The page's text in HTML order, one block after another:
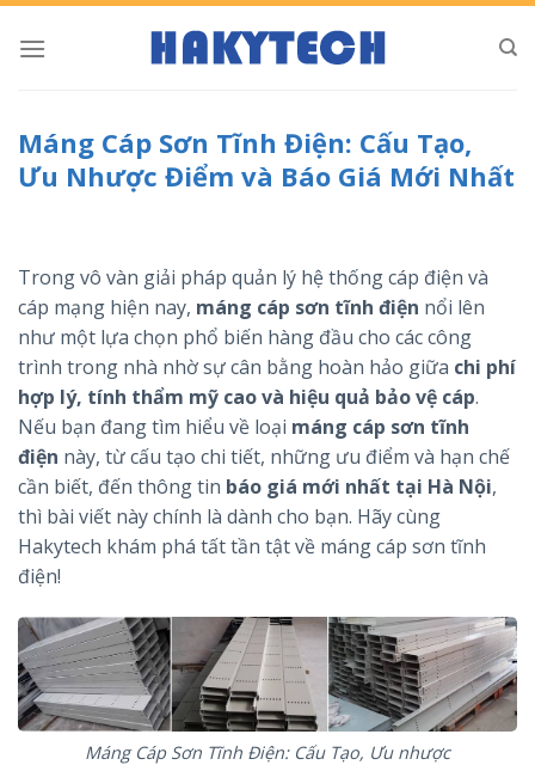
Bỏ
qua
Máng Cáp Sơn Tĩnh Điện: Cấu Tạo,
Ưu Nhược Điểm và Báo Giá Mới Nhất
Trong vô vàn giải pháp quản lý hệ thống cáp điện và
cáp mạng hiện nay, máng cáp sơn tĩnh điện nổi lên
như một lựa chọn phổ biến hàng đầu cho các công
trình trong nhà nhờ sự cân bằng hoàn hảo giữa chi phí
hợp lý, tính thẩm mỹ cao và hiệu quả bảo vệ cáp.
Nếu bạn đang tìm hiểu về loại máng cáp sơn tĩnh
điện này, từ cấu tạo chi tiết, những ưu điểm và hạn chế
cần biết, đến thông tin báo giá mới nhất tại Hà Nội,
thì bài viết này chính là dành cho bạn. Hãy cùng
Hakytech khám phá tất tần tật về máng cáp sơn tĩnh
điện!
Máng Cáp Sơn Tĩnh Điện: Cấu Tạo, Ưu nhược